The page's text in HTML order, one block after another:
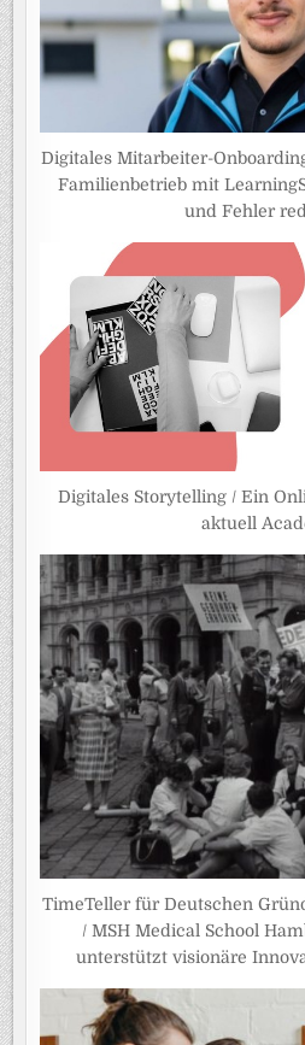
Digitales Mitarbeiter-
Familienbetrieb mit
und Fehler
Digitales Storytelling / Ein
aktuell
TimeTeller für Deutschen
/ MSH Medical School
unterstützt visionäre